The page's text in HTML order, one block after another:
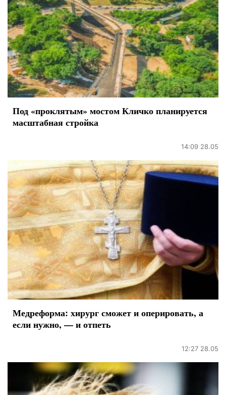
Под «проклятым» мостом Кличко планируется
масштабная стройка
14:09 28.05
Медреформа: хирург сможет и оперировать, а
если нужно, — и отпеть
12:27 28.05